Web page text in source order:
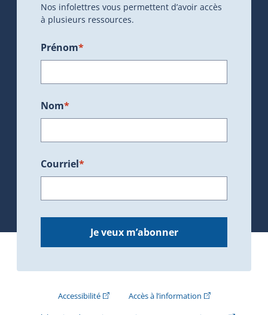
Nos infolettres vous permettent d’avoir accès
à plusieurs ressources.
Prénom*
Nom*
Courriel*
Je veux m’abonner
Accessibilité(Cet hyperlien externe s'ouvrira dans une
Accès à l’information(Cet hyperlien